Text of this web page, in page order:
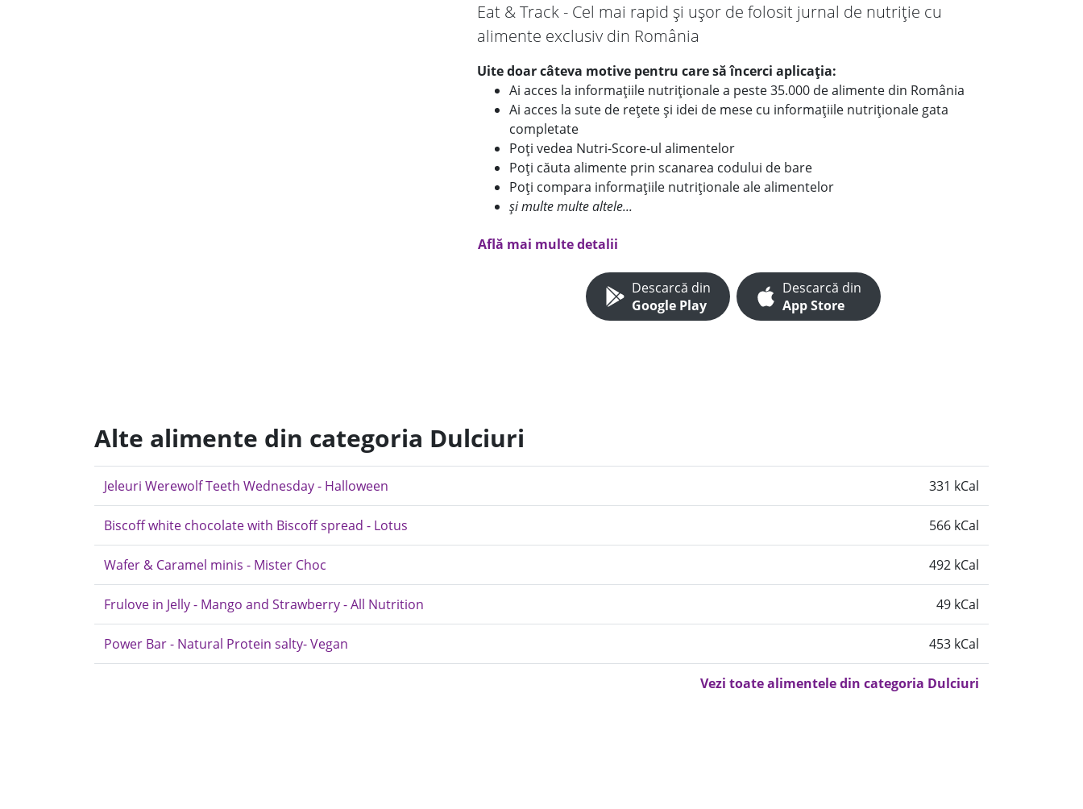
Eat & Track - Cel mai rapid și ușor de folosit jurnal de nutriție cu
alimente exclusiv din România
Uite doar câteva motive pentru care să încerci aplicația:
Ai acces la informațiile nutriționale a peste 35.000 de alimente din România
Ai acces la sute de rețete și idei de mese cu informațiile nutriționale gata
completate
Poți vedea Nutri-Score-ul alimentelor
Poți căuta alimente prin scanarea codului de bare
Poți compara informațiile nutriționale ale alimentelor
și multe multe altele...
Află mai multe detalii
Descarcă din
Google Play
Descarcă din
App Store
Alte alimente din categoria Dulciuri
Jeleuri Werewolf Teeth Wednesday - Halloween 331 kCal
Biscoff white chocolate with Biscoff spread - Lotus 566 kCal
Wafer & Caramel minis - Mister Choc 492 kCal
Frulove in Jelly - Mango and Strawberry - All Nutrition 49 kCal
Power Bar - Natural Protein salty- Vegan 453 kCal
Vezi toate alimentele din categoria Dulciuri